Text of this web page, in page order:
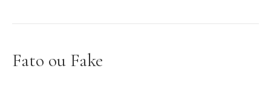
Fato ou Fake